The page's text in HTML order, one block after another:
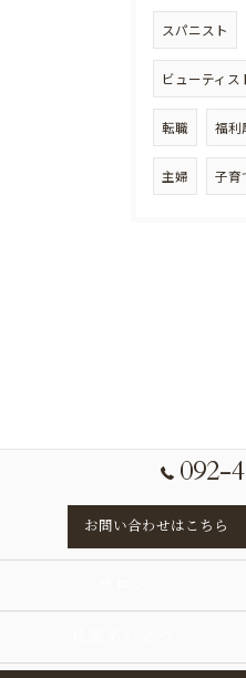
スパニスト
ビューティス
転職 福利
主婦 子育
092-
お問い合わせはこちら